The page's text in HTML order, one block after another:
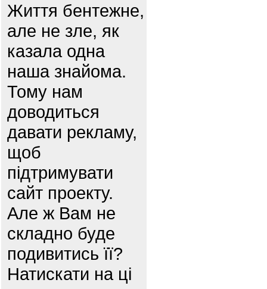
Життя бентежне,
але не зле, як
казала одна
наша знайома.
Тому нам
доводиться
давати рекламу,
щоб
підтримувати
сайт проекту.
Але ж Вам не
складно буде
подивитись її?
Натискати на ці